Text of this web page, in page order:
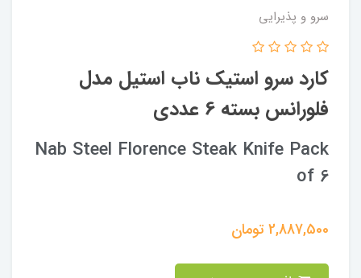
سرو و پذیرایی
کارد سرو استیک ناب استیل مدل
فلورانس بسته 6 عددی
Nab Steel Florence Steak Knife Pack
of 6
2,887,500تومان